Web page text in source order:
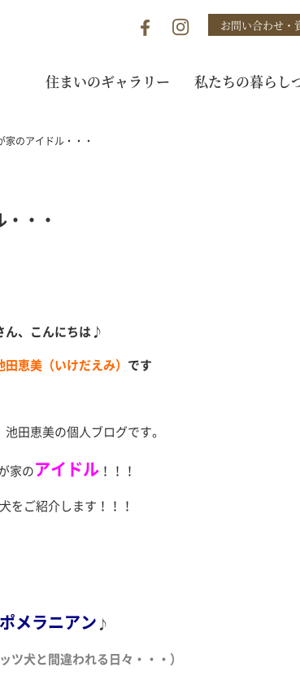
お問い合わせ・
住まいのギャラリー 私たちの暮らし
のアイドル・・・
・・
ん、こんにちは♪
田恵美（いけだえみ） です
田恵美の個人ブログです。
家のアイドル！！！
をご紹介します！！！
ポメラニアン ♪
ツ犬と間違われる日々・・・）